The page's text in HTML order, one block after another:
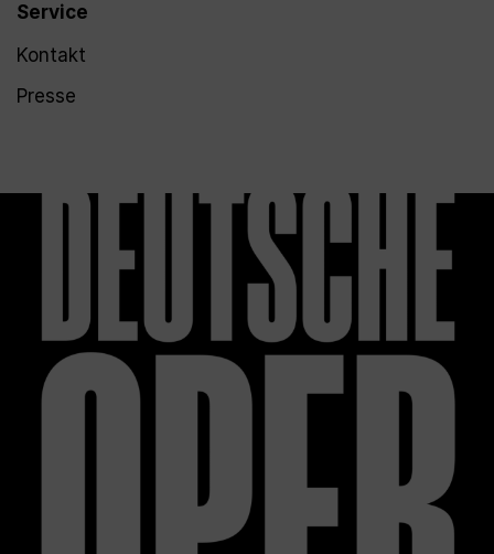
Service
Kontakt
Presse